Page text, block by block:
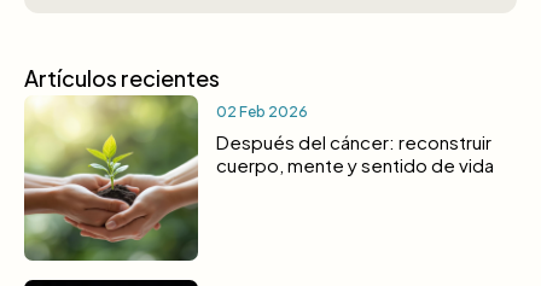
Artículos recientes
02 Feb 2026
Después del cáncer: reconstruir
cuerpo, mente y sentido de vida